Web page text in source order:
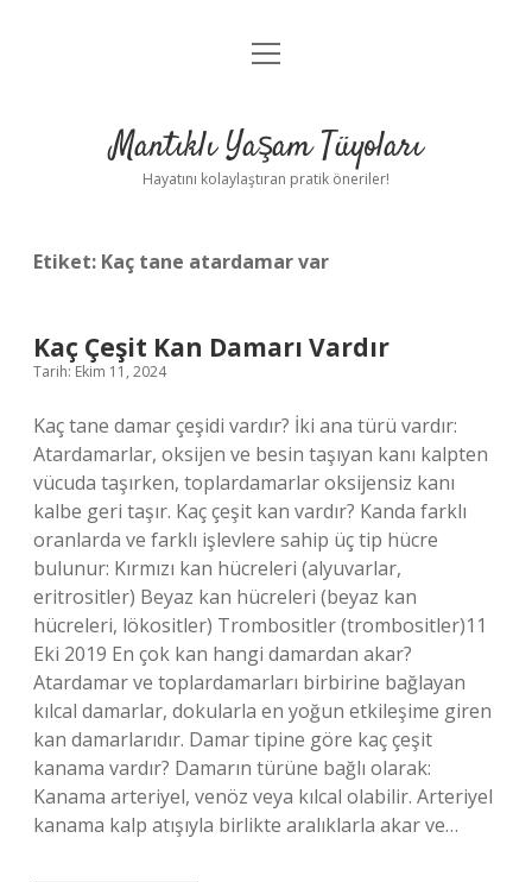
Anasayfa
Yasal Uyarı
menüyü
Mantıklı Yaşam Tüyoları
Hayatını kolaylaştıran pratik öneriler!
Etiket: Kaç tane atardamar var
Kaç Çeşit Kan Damarı Vardır
Tarih: Ekim 11, 2024
Kaç tane damar çeşidi vardır? İki ana türü vardır:
Atardamarlar, oksijen ve besin taşıyan kanı kalpten
vücuda taşırken, toplardamarlar oksijensiz kanı
kalbe geri taşır. Kaç çeşit kan vardır? Kanda farklı
oranlarda ve farklı işlevlere sahip üç tip hücre
bulunur: Kırmızı kan hücreleri (alyuvarlar,
eritrositler) Beyaz kan hücreleri (beyaz kan
hücreleri, lökositler) Trombositler (trombositler)11
Eki 2019 En çok kan hangi damardan akar?
Atardamar ve toplardamarları birbirine bağlayan
kılcal damarlar, dokularla en yoğun etkileşime giren
kan damarlarıdır. Damar tipine göre kaç çeşit
kanama vardır? Damarın türüne bağlı olarak:
Kanama arteriyel, venöz veya kılcal olabilir. Arteriyel
kanama kalp atışıyla birlikte aralıklarla akar ve…